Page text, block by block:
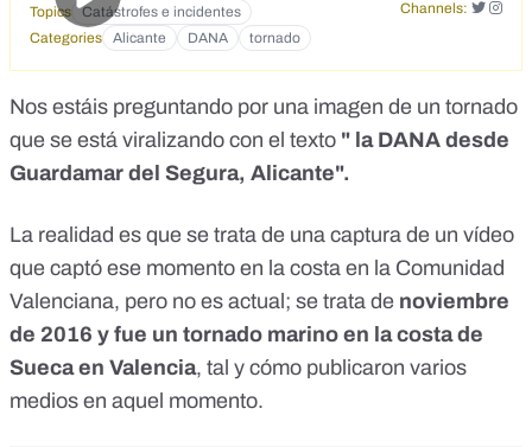
Topics Catástrofes e incidentes
Channels:
Categories
Alicante DANA tornado
Nos estáis preguntando por una imagen de un tornado
que se está viralizando con el texto " la DANA desde
Guardamar del Segura, Alicante".
La realidad es que se trata de una captura de un vídeo
que captó ese momento en la costa en la Comunidad
Valenciana, pero no es actual; se trata de noviembre
de 2016 y fue un tornado marino en la costa de
Sueca en Valencia, tal y cómo publicaron varios
medios en aquel momento.